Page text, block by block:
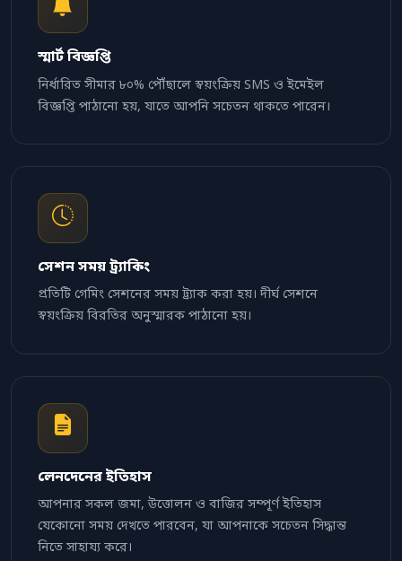
স্মার্ট বিজ্ঞপ্তি
নির্ধারিত সীমার ৮০% পৌঁছালে স্বয়ংক্রিয় SMS ও ইমেইল
বিজ্ঞপ্তি পাঠানো হয়, যাতে আপনি সচেতন থাকতে পারেন।
সেশন সময় ট্র্যাকিং
প্রতিটি গেমিং সেশনের সময় ট্র্যাক করা হয়। দীর্ঘ সেশনে
স্বয়ংক্রিয় বিরতির অনুস্মারক পাঠানো হয়।
লেনদেনের ইতিহাস
আপনার সকল জমা, উত্তোলন ও বাজির সম্পূর্ণ ইতিহাস
যেকোনো সময় দেখতে পারবেন, যা আপনাকে সচেতন সিদ্ধান্ত
নিতে সাহায্য করে।